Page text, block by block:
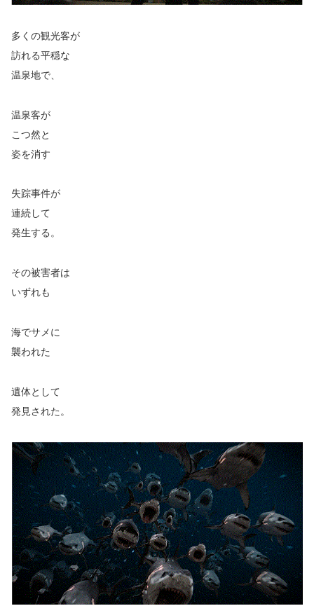
多くの観光客が
訪れる平穏な
温泉地で、
温泉客が
こつ然と
姿を消す
失踪事件が
連続して
発生する。
その被害者は
いずれも
海でサメに
襲われた
遺体として
発見された。